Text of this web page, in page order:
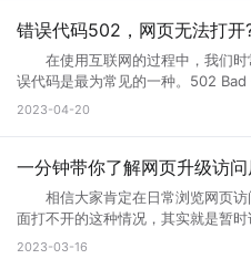
问页面，就是用户们正在访问的网
者们会通过升级访问提升网页的流
畅。这样上网就不会太卡了。 页
面访问升级通知中，可以首先打开
钮，点击升级以后，网络就会自动
次，通过以上方式就可以打开需
错? 有几个情况会导致这个现
码没有完全下载就运行了，导致不
错误代码502，网页无法打开
在使用互联网的过程中，我们时
误代码是最为常见的一种。502
务无法将请求发送到上游服务器。
到的响应无效或不完整。通常，这
被发送到它的代理服务器。如果代
服务器获取完整的响应，则会生
是由代理服务器、网关或负载均衡
2023-04-20
一分钟带你了解网页升级访问
相信大家肯定在日常浏览网页访
面打不开的这种情况，其实就是暂
不清楚网页升级访问是什么意思，
2023-03-16